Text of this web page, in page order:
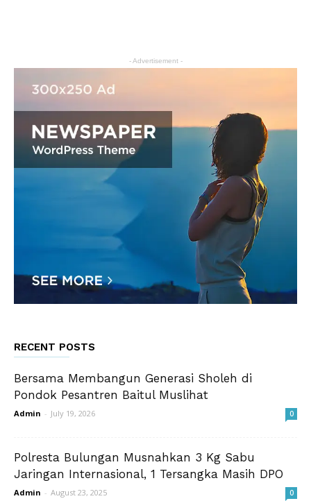
- Advertisement -
RECENT POSTS
Bersama Membangun Generasi Sholeh di
Pondok Pesantren Baitul Muslihat
Admin - July 19, 2026 0
Polresta Bulungan Musnahkan 3 Kg Sabu
Jaringan Internasional, 1 Tersangka Masih DPO
Admin - August 23, 2025 0